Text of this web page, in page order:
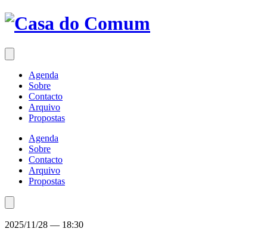
Saltar
para
conteúdo
Agenda
Sobre
Contacto
Arquivo
Propostas
Agenda
Sobre
Contacto
Arquivo
Propostas
2025/11/28 — 18:30